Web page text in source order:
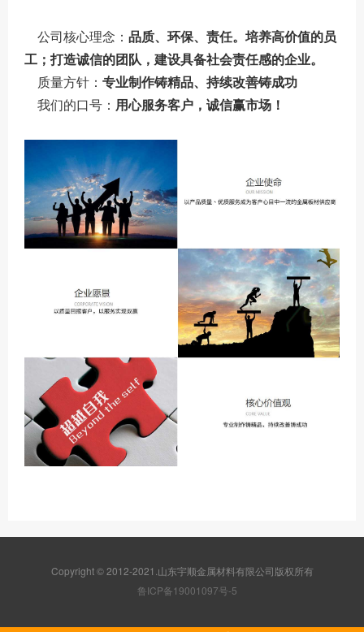
公司核心理念： 品质、环保、责任。培养高价值的员
工；打造诚信的团队，建设具备社会责任感的企业。
质量方针： 专业制作铸精品、持续改善铸成功
我们的口号： 用心服务客户，诚信赢市场！
Copyright © 2012-2021.山东宇顺金属材料有限公司版权所有
鲁ICP备19001097号-5